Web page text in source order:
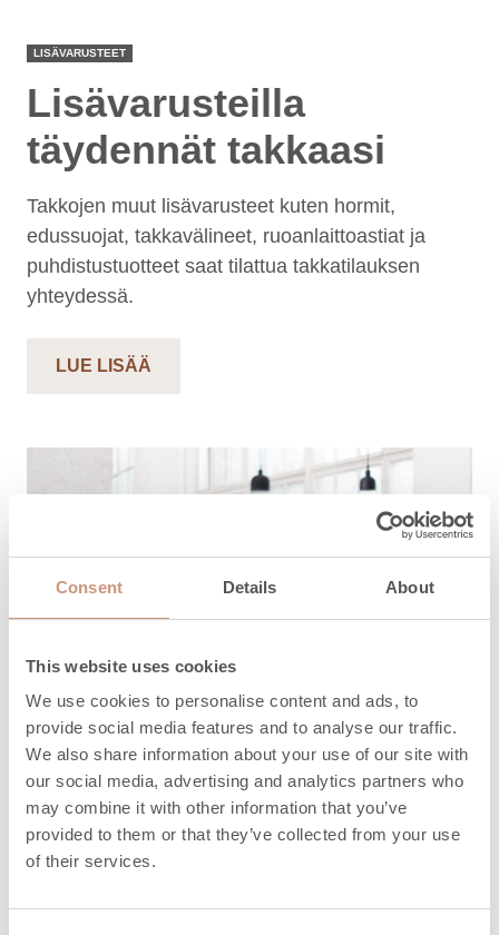
Consent Details About
This website uses cookies
We use cookies to personalise content and ads, to
provide social media features and to analyse our traffic.
We also share information about your use of our site with
our social media, advertising and analytics partners who
may combine it with other information that you’ve
provided to them or that they’ve collected from your use
of their services.
LISÄVARUSTEET
Lisävarusteilla
täydennät takkaasi
Takkojen muut lisävarusteet kuten hormit,
edussuojat, takkavälineet, ruoanlaittoastiat ja
puhdistustuotteet saat tilattua takkatilauksen
yhteydessä.
LUE LISÄÄ